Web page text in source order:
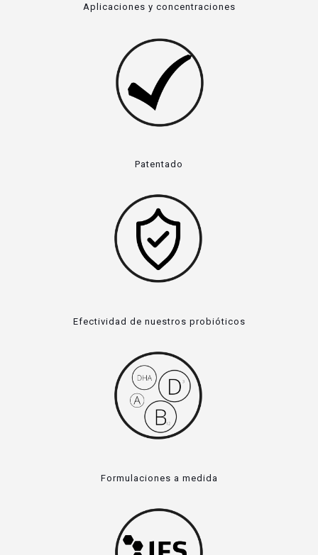
Aplicaciones y concentraciones
Patentado
Efectividad de nuestros probióticos
Formulaciones a medida